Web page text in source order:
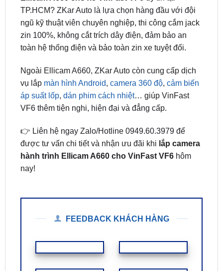
zin 100%, không cắt trích dây điện, đảm bảo an
toàn hệ thống điện và bảo toàn zin xe tuyệt đối.
Ngoài Ellicam A660, ZKar Auto còn cung cấp dịch
áp suất lốp,dán phim cách nhiệt… giúp VinFast
VF6 thêm tiện nghi, hiện đại và đẳng cấp.
👉 Liên hệ ngay Zalo/Hotline 0949.60.3979 để
hành trình Ellicam A660 cho VinFast VF6hôm
nay!